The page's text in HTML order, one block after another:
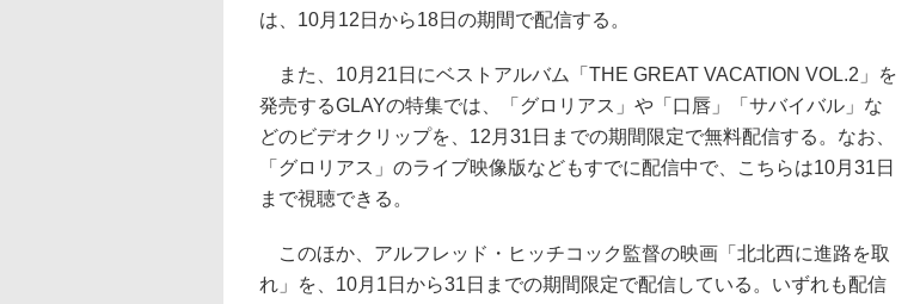
は、10月12日から18日の期間で配信する。
また、10月21日にベストアルバム「THE GREAT VACATION VOL.2」を
発売するGLAYの特集では、「グロリアス」や「口唇」「サバイバル」な
どのビデオクリップを、12月31日までの期間限定で無料配信する。なお、
「グロリアス」のライブ映像版などもすでに配信中で、こちらは10月31日
まで視聴できる。
このほか、アルフレッド・ヒッチコック監督の映画「北北西に進路を取
れ」を、10月1日から31日までの期間限定で配信している。いずれも配信